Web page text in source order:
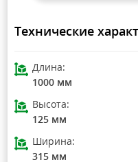
Технические
Длина:
1000 мм
Высота:
125 мм
Ширина:
315 мм